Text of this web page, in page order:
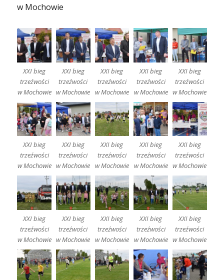
w Mochowie
XXI bieg
trzeźwości
w Mochowie
XXI bieg
trzeźwości
w Mochowie
XXI bieg
trzeźwości
w Mochowie
XXI bieg
trzeźwości
w Mochowie
XXI bieg
trzeźwości
w Mochowie
XXI bieg
trzeźwości
w Mochowie
XXI bieg
trzeźwości
w Mochowie
XXI bieg
trzeźwości
w Mochowie
XXI bieg
trzeźwości
w Mochowie
XXI bieg
trzeźwości
w Mochowie
XXI bieg
trzeźwości
w Mochowie
XXI bieg
trzeźwości
w Mochowie
XXI bieg
trzeźwości
w Mochowie
XXI bieg
trzeźwości
w Mochowie
XXI bieg
trzeźwości
w Mochowie